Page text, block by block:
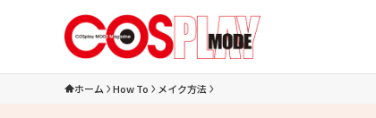
ホーム How To メイク方法